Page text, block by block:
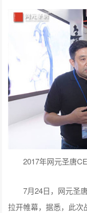
2017年网元圣唐
7月24日，网元圣唐
拉开帷幕，据悉，此次